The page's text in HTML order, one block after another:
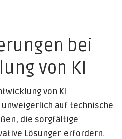
bei
von KI
von KI
auf technische
die sorgfältige
Lösungen erfordern.